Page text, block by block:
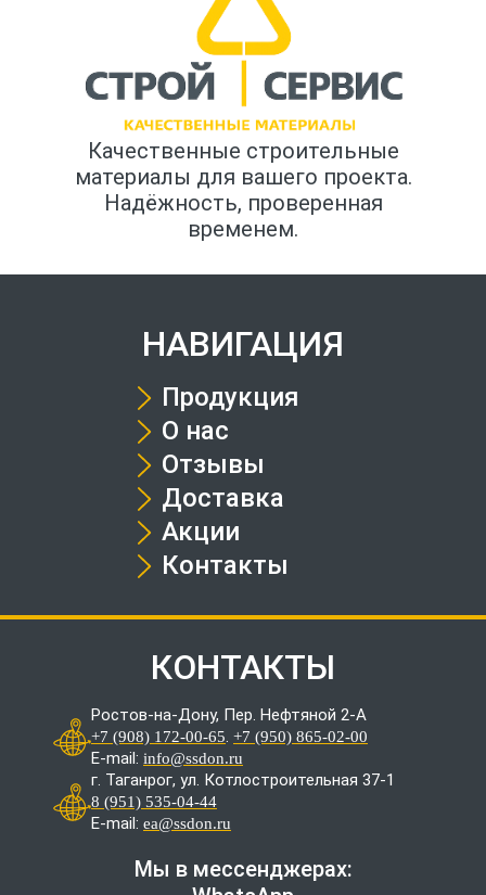
Качественные строительные
материалы для вашего проекта.
Надёжность, проверенная
временем.
НАВИГАЦИЯ
Продукция
О нас
Отзывы
Доставка
Акции
Контакты
КОНТАКТЫ
Ростов-на-Дону, Пер. Нефтяной 2-А
+7 (908) 172-00-65. +7 (950) 865-02-00
E-mail: info@ssdon.ru
г. Таганрог, ул. Котлостроительная 37-1
8 (951) 535-04-44
E-mail: ea@ssdon.ru
Мы в мессенджерах: